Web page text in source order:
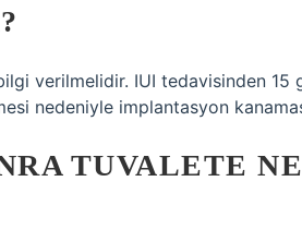
verilmelidir. IUI tedavisinden 15
nedeniyle implantasyon
TUVALETE